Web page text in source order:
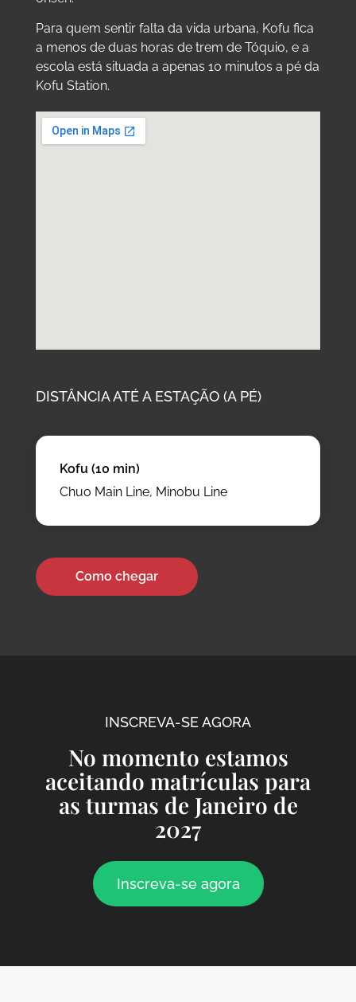
Para quem sentir falta da vida urbana, Kofu fica
a menos de duas horas de trem de Tóquio, e a
escola está situada a apenas 10 minutos a pé da
Kofu Station.
DISTÂNCIA ATÉ A ESTAÇÃO (A PÉ)
Kofu (10 min)
Chuo Main Line, Minobu Line
Como chegar
INSCREVA-SE AGORA
No momento estamos
aceitando matrículas para
as turmas de Janeiro de
2027
Inscreva-se agora